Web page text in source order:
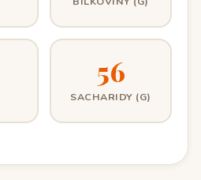
56
SACHARIDY (G)